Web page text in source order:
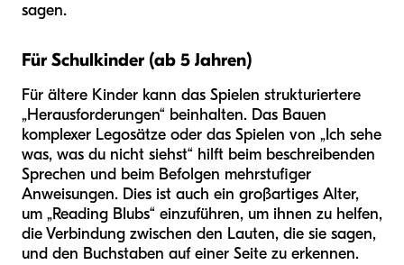
sagen.
Für Schulkinder (ab 5 Jahren)
Für ältere Kinder kann das Spielen strukturiertere
„Herausforderungen“ beinhalten. Das Bauen
komplexer Legosätze oder das Spielen von „Ich sehe
was, was du nicht siehst“ hilft beim beschreibenden
Sprechen und beim Befolgen mehrstufiger
Anweisungen. Dies ist auch ein großartiges Alter,
um „Reading Blubs“ einzuführen, um ihnen zu helfen,
die Verbindung zwischen den Lauten, die sie sagen,
und den Buchstaben auf einer Seite zu erkennen.